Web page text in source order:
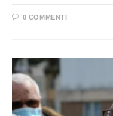
0 COMMENTI